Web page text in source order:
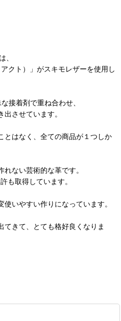
、
クト）」がスキモレザーを使用し
接着剤で重ね合わせ、
させています。
とはなく、全ての商品が１つしか
ない芸術的な革です。
も取得しています。
いやすい作りになっています。
てきて、とても格好良くなりま